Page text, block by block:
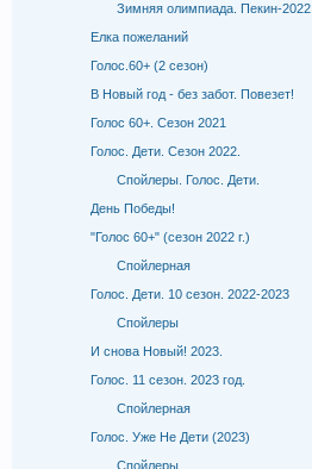
Зимняя олимпиада. Пекин-2022
Елка пожеланий
Голос.60+ (2 сезон)
В Новый год - без забот. Повезет!
Голос 60+. Сезон 2021
Голос. Дети. Сезон 2022.
Спойлеры. Голос. Дети.
День Победы!
"Голос 60+" (сезон 2022 г.)
Спойлерная
Голос. Дети. 10 сезон. 2022-2023
Спойлеры
И снова Новый! 2023.
Голос. 11 сезон. 2023 год.
Спойлерная
Голос. Уже Не Дети (2023)
Спойлеры